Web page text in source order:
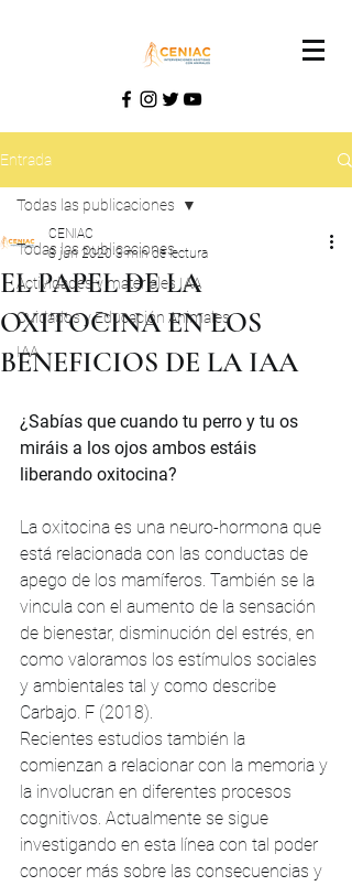
Entrada
Todas las publicaciones
Actividades y materiales IAA
Cuidados y Educación Animales
IAA
Todas las publicaciones
EL PAPEL DE LA
OXITOCINA EN LOS
BENEFICIOS DE LA IAA
CENIAC
8 jun 2020 3 min de lectura
¿Sabías que cuando tu perro y tu os
miráis a los ojos ambos estáis
liberando oxitocina?
La oxitocina es una neuro-hormona que
está relacionada con las conductas de
apego de los mamíferos. También se la
vincula con el aumento de la sensación
de bienestar, disminución del estrés, en
como valoramos los estímulos sociales
y ambientales tal y como describe
Carbajo. F (2018).
Recientes estudios también la
comienzan a relacionar con la memoria y
la involucran en diferentes procesos
cognitivos. Actualmente se sigue
investigando en esta línea con tal poder
conocer más sobre las consecuencias y